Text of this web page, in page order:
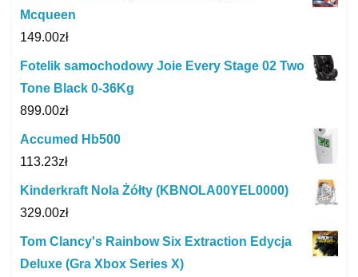
Mcqueen
149.00zł
Fotelik samochodowy Joie Every Stage 02 Two
Tone Black 0-36Kg
899.00zł
Accumed Hb500
113.23zł
Kinderkraft Nola Żółty (KBNOLA00YEL0000)
329.00zł
Tom Clancy's Rainbow Six Extraction Edycja
Deluxe (Gra Xbox Series X)